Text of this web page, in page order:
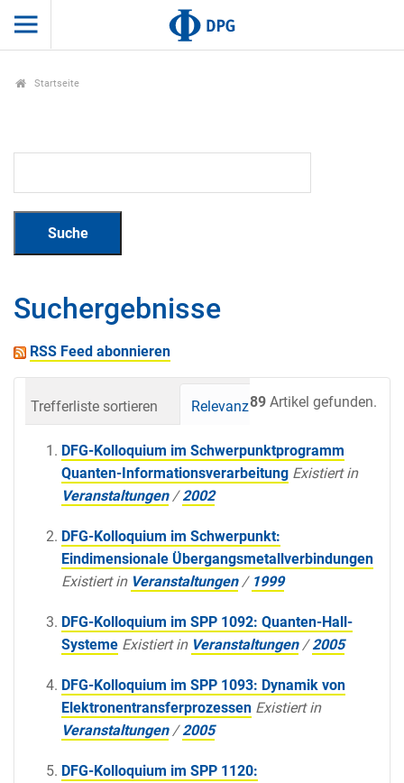
Startseite
Suchergebnisse
RSS Feed abonnieren
89 Artikel gefunden.
Trefferliste sortieren Relevanz Datum
DFG-Kolloquium im Schwerpunktprogramm
Quanten-Informationsverarbeitung Existiert in
Veranstaltungen /2002
DFG-Kolloquium im Schwerpunkt:
Eindimensionale Übergangsmetallverbindungen
Existiert in Veranstaltungen / 1999
DFG-Kolloquium im SPP 1092: Quanten-Hall-
Systeme Existiert in Veranstaltungen /2005
DFG-Kolloquium im SPP 1093: Dynamik von
Elektronentransferprozessen Existiert in
Veranstaltungen /2005
DFG-Kolloquium im SPP 1120: